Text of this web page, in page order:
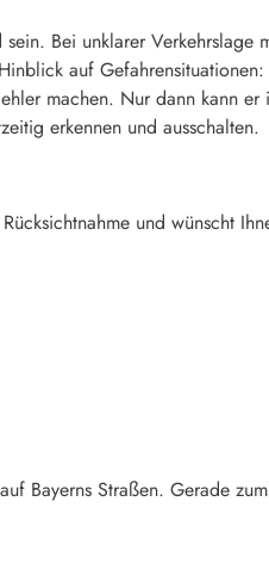
Bei unklarer Verkehrslage
auf Gefahrensituationen:
machen. Nur dann kann er
erkennen und ausschalten.
und wünscht
Bayerns Straßen. Gerade